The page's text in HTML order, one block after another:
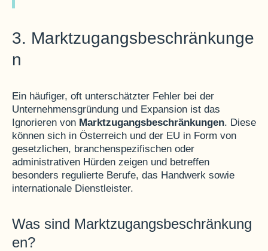
3. Marktzugangsbeschränkunge
n
Ein häufiger, oft unterschätzter Fehler bei der
Unternehmensgründung und Expansion ist das
Ignorieren von Marktzugangsbeschränkungen. Diese
können sich in Österreich und der EU in Form von
gesetzlichen, branchenspezifischen oder
administrativen Hürden zeigen und betreffen
besonders regulierte Berufe, das Handwerk sowie
internationale Dienstleister.
Was sind Marktzugangsbeschränkung
en?